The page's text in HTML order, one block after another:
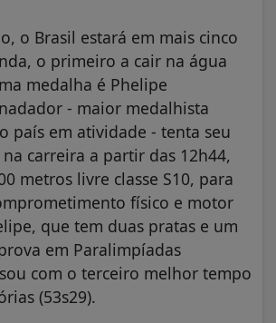
o Brasil estará em mais cinco
o primeiro a cair na água
medalha é Phelipe
- maior medalhista
país em atividade - tenta seu
carreira a partir das 12h44,
metros livre classe S10, para
físico e motor
que tem duas pratas e um
em Paralimpíadas
com o terceiro melhor tempo
(53s29).